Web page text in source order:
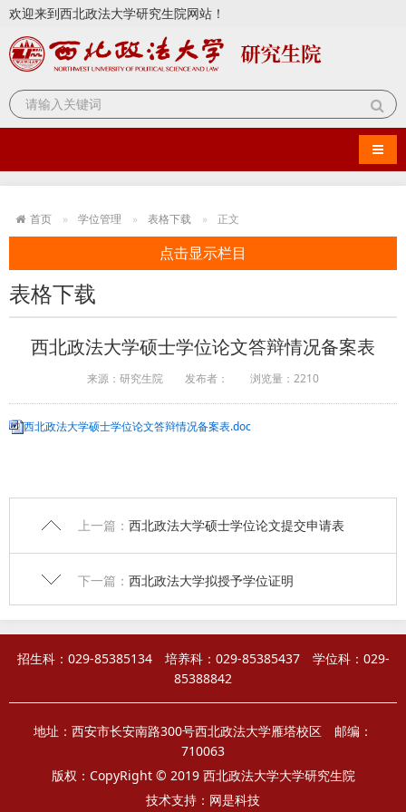
欢迎来到西北政法大学研究生院网站！
导航
首页 学位管理 表格下载 正文
点击显示栏目
表格下载
西北政法大学硕士学位论文答辩情况备案表
来源：研究生院 发布者： 浏览量： 2210
西北政法大学硕士学位论文答辩情况备案表.doc
上一篇： 西北政法大学硕士学位论文提交申请表
下一篇： 西北政法大学拟授予学位证明
招生科：029-85385134 培养科：029-85385437 学位科：029-
85388842
地址：西安市长安南路300号西北政法大学雁塔校区 邮编：
710063
版权：CopyRight © 2019 西北政法大学大学研究生院
技术支持： 网是科技